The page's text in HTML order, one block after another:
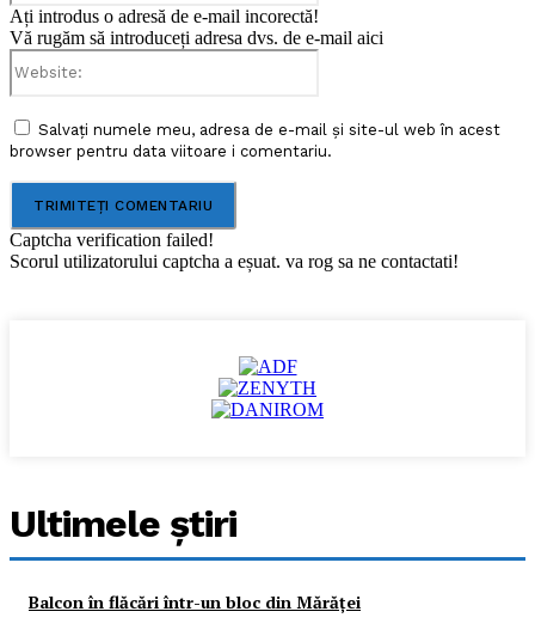
Ați introdus o adresă de e-mail incorectă!
Vă rugăm să introduceți adresa dvs. de e-mail aici
Salvați numele meu, adresa de e-mail și site-ul web în acest
browser pentru data viitoare i comentariu.
Captcha verification failed!
Scorul utilizatorului captcha a eșuat. va rog sa ne contactati!
Ultimele ştiri
Balcon în flăcări într-un bloc din Mărăţei